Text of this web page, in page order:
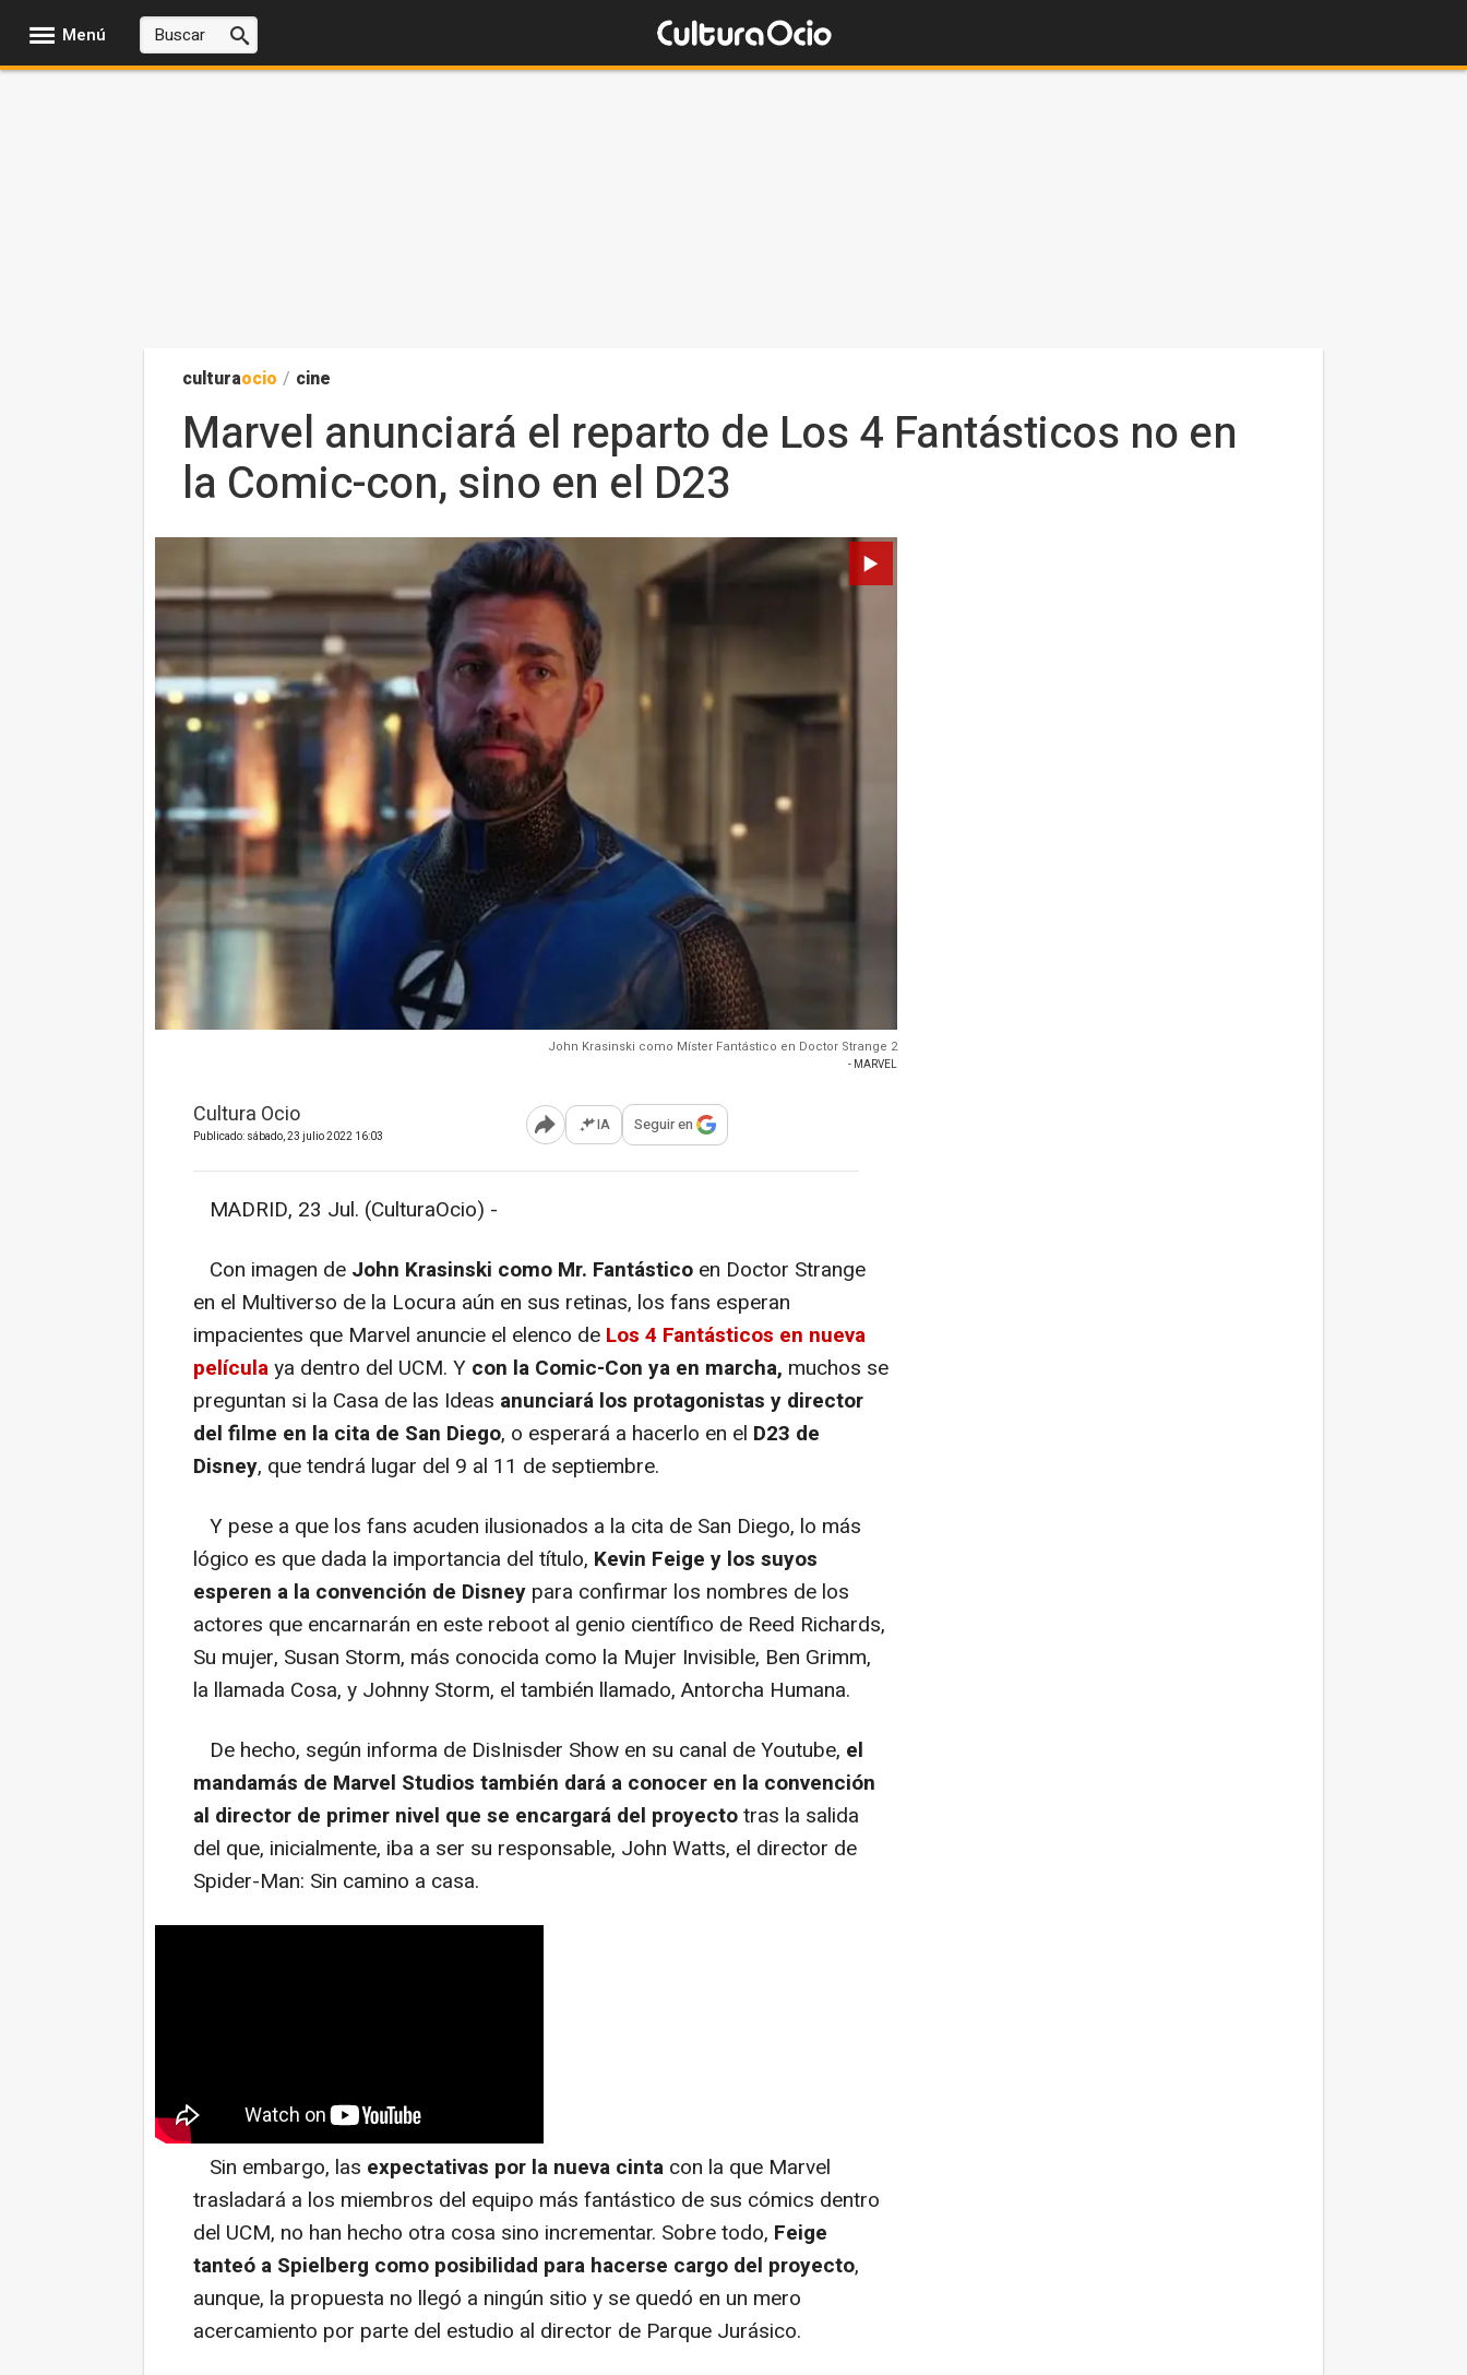
Menú
culturaocio / cine
Marvel anunciará el reparto de Los 4 Fantásticos no en
la Comic-con, sino en el D23
John Krasinski como Míster Fantástico en Doctor Strange 2
- MARVEL
Cultura Ocio
Publicado: sábado, 23 julio 2022 16:03 Abrir opciones para compartir
IA Seguir en
MADRID, 23 Jul. (CulturaOcio) -
Con imagen de John Krasinski como Mr. Fantástico en Doctor Strange
en el Multiverso de la Locura aún en sus retinas, los fans esperan
impacientes que Marvel anuncie el elenco de Los 4 Fantásticos en nueva
películaya dentro del UCM. Y con la Comic-Con ya en marcha, muchos se
preguntan si la Casa de las Ideas anunciará los protagonistas y director
del filme en la cita de San Diego, o esperará a hacerlo en el D23 de
Disney, que tendrá lugar del 9 al 11 de septiembre.
Y pese a que los fans acuden ilusionados a la cita de San Diego, lo más
lógico es que dada la importancia del título, Kevin Feige y los suyos
esperen a la convención de Disney para confirmar los nombres de los
actores que encarnarán en este reboot al genio científico de Reed Richards,
Su mujer, Susan Storm, más conocida como la Mujer Invisible, Ben Grimm,
la llamada Cosa, y Johnny Storm, el también llamado, Antorcha Humana.
De hecho, según informa de DisInisder Show en su canal de Youtube, el
mandamás de Marvel Studios también dará a conocer en la convención
al director de primer nivel que se encargará del proyectotras la salida
del que, inicialmente, iba a ser su responsable, John Watts, el director de
Spider-Man: Sin camino a casa.
Sin embargo, las expectativas por la nueva cinta con la que Marvel
trasladará a los miembros del equipo más fantástico de sus cómics dentro
del UCM, no han hecho otra cosa sino incrementar. Sobre todo, Feige
tanteó a Spielberg como posibilidad para hacerse cargo del proyecto,
aunque, la propuesta no llegó a ningún sitio y se quedó en un mero
acercamiento por parte del estudio al director de Parque Jurásico.